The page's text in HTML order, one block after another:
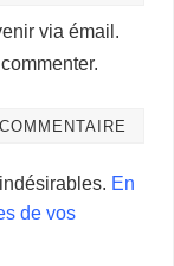
via émail.
En
de vos